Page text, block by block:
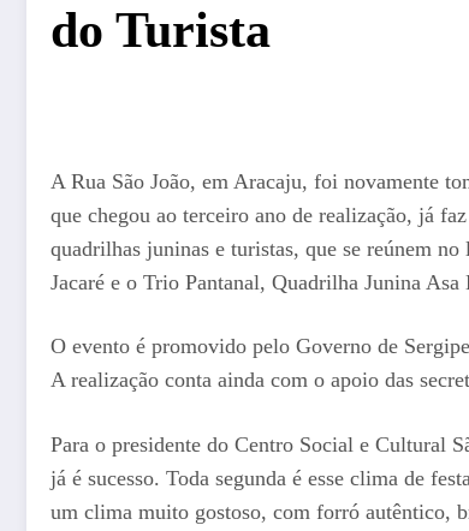
do Turista
A Rua São João, em Aracaju, foi novamente
que chegou ao terceiro ano de realização, já
quadrilhas juninas e turistas, que se reúnem
Jacaré e o Trio Pantanal, Quadrilha Junina Asa
O evento é promovido pelo Governo de
A realização conta ainda com o apoio das
Para o presidente do Centro Social e Cultural
já é sucesso. Toda segunda é esse clima de
um clima muito gostoso, com forró autêntico,